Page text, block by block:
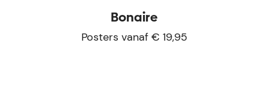
Bonaire
Posters vanaf € 19,95